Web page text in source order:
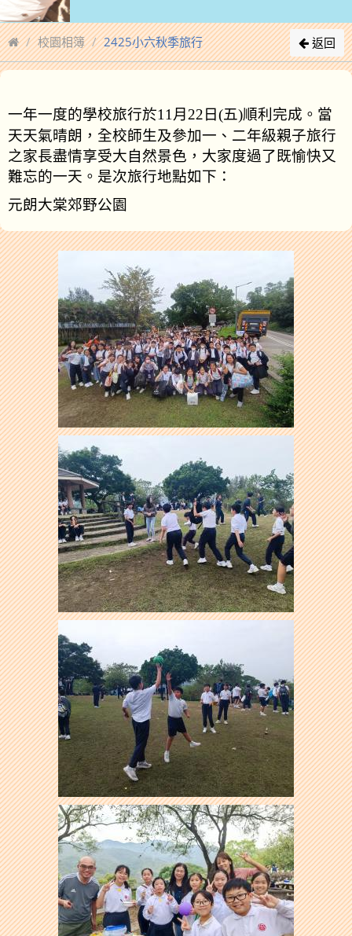
校園相簿 2425小六秋季旅行 返回
一年一度的學校旅行於11 月 22日(五)順利完成。當
天天氣晴朗，全校師生及參加一 、 二年級親子旅行
之家長盡情享受大自然景色，大家度過了既愉快又
難忘的一天。是次旅行地點如下：
元朗大棠郊野公園